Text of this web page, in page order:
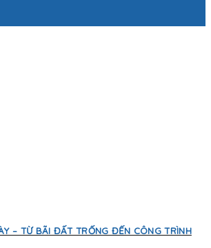
– TỪ BÃI ĐẤT TRỐNG ĐẾN CÔNG TRÌNH